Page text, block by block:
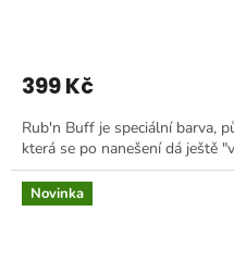
399 Kč
Rub'n Buff je speciální barva,
která se po nanešení dá ještě
Novinka